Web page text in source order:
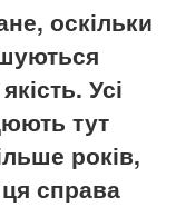
оскільки
Усі
тут
років,
справа